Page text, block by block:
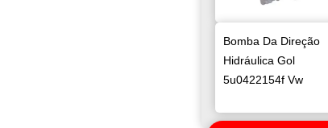
Bomba Da Direção
Hidráulica Gol
5u0422154f Vw